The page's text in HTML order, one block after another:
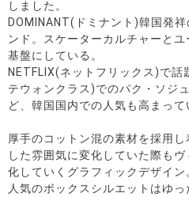
しました。
DOMINANT(ドミナント)韓国発
ンド。スケーターカルチャーと
基盤にしている。
NETFLIX(ネットフリックス)で話
テウォンクラス)でのパク・ソジ
ど、韓国国内での人気も高まって
厚手のコットン混の素材を採用
した雰囲気に変化していた際も
化していくグラフィックデザイン
人気のボックスシルエットはゆ